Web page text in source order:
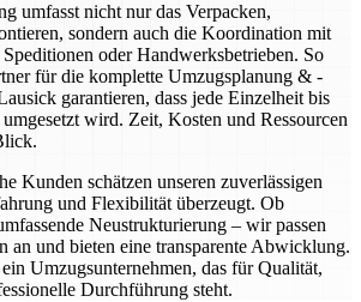
umfasst nicht nur das Verpacken,
sondern auch die Koordination mit
oder Handwerksbetrieben. So
für die komplette Umzugsplanung & -
garantieren, dass jede Einzelheit bis
wird. Zeit, Kosten und Ressourcen
Kunden schätzen unseren zuverlässigen
und Flexibilität überzeugt. Ob
Neustrukturierung – wir passen
an und bieten eine transparente Abwicklung.
Umzugsunternehmen, das für Qualität,
Durchführung steht.